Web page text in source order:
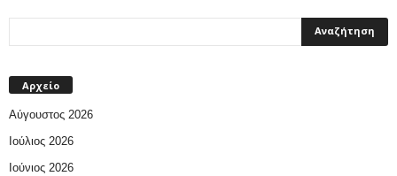
Αρχείο
Αύγουστος 2026
Ιούλιος 2026
Ιούνιος 2026